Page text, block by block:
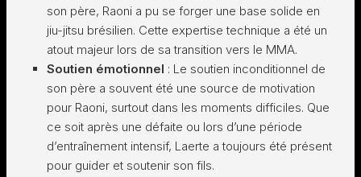
son père, Raoni a pu se forger une base solide en
jiu-jitsu brésilien. Cette expertise technique a été un
atout majeur lors de sa transition vers le MMA.
Soutien émotionnel : Le soutien inconditionnel de
son père a souvent été une source de motivation
pour Raoni, surtout dans les moments difficiles. Que
ce soit après une défaite ou lors d’une période
d’entraînement intensif, Laerte a toujours été présent
pour guider et soutenir son fils.